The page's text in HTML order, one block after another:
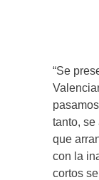
“Se
tanto, se
que
con la
cortos